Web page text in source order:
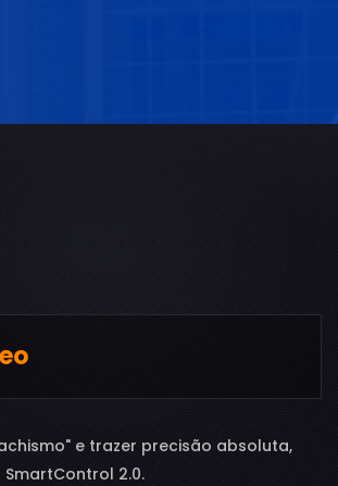
e trazer precisão absoluta,
2.0.